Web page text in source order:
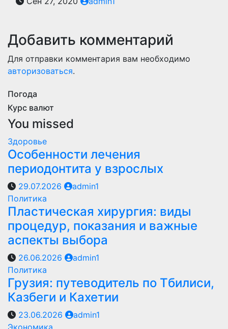
Добавить комментарий
Для отправки комментария вам необходимо
авторизоваться.
Погода
Курс валют
You missed
Здоровье
Особенности лечения
периодонтита у взрослых
29.07.2026
admin1
Политика
Пластическая хирургия: виды
процедур, показания и важные
аспекты выбора
26.06.2026
admin1
Политика
Грузия: путеводитель по Тбилиси,
Казбеги и Кахетии
23.06.2026
admin1
Экономика